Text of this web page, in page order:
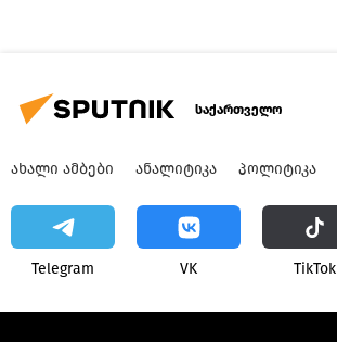
საქართველო
ᲐᲮᲐᲚᲘ ᲐᲛᲑᲔᲑᲘ ᲐᲜᲐᲚᲘᲢᲘᲙᲐ ᲞᲝᲚᲘᲢᲘᲙᲐ
Telegram VK ТikТоk